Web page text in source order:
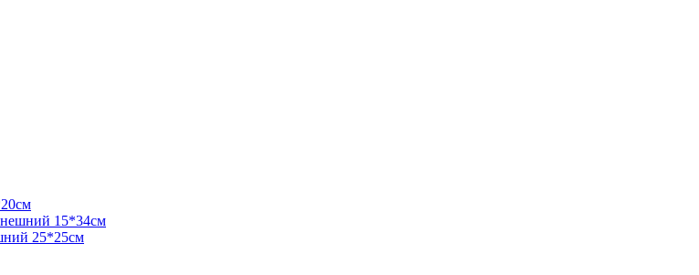
15*34см
25*25см